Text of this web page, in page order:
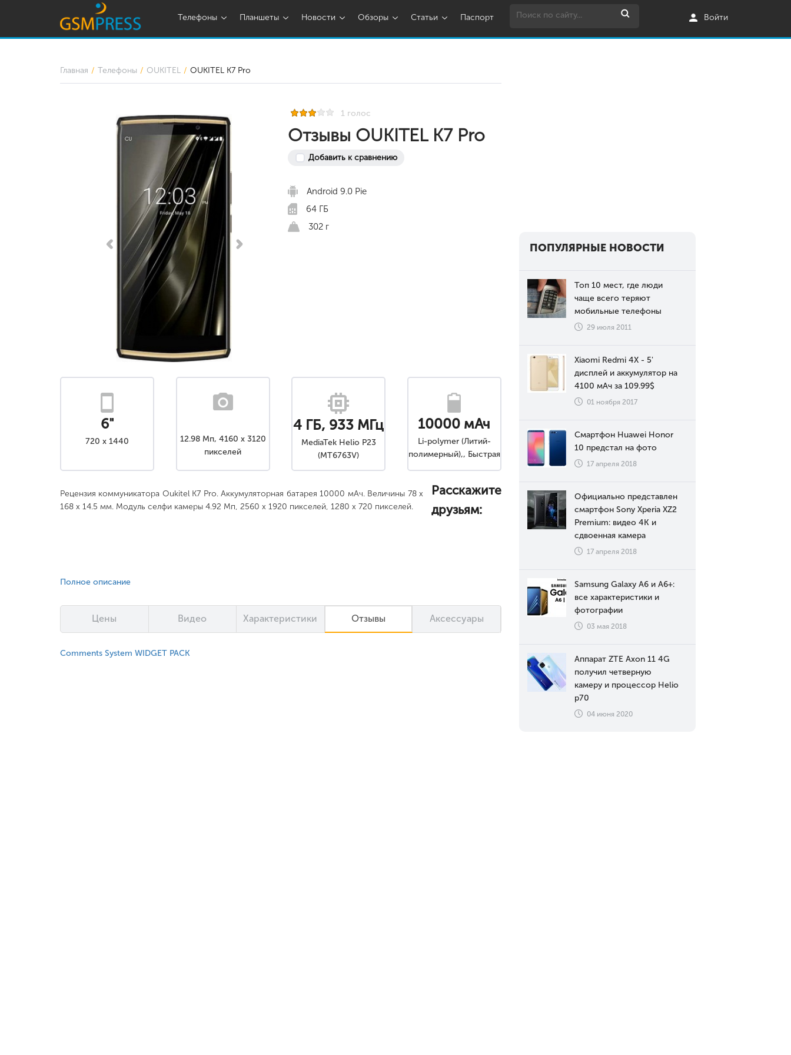
Телефоны Планшеты Новости Обзоры Статьи Паспорт Войти
Главная Телефоны OUKITEL OUKITEL K7 Pro
1 голос
Отзывы OUKITEL K7 Pro
Добавить к сравнению
Android 9.0 Pie
64 ГБ
302 г
6"
720 x 1440
12.98 Мп, 4160 x 3120
пикселей
4 ГБ, 933 МГц
MediaTek Helio P23
(MT6763V)
10000 мАч
Li-polymer (Литий-
полимерный),, Быстрая
Рецензия коммуникатора Oukitel K7 Pro. Аккумуляторная батарея 10000 мАч. Величины 78 x
168 x 14.5 мм. Модуль селфи камеры 4.92 Мп, 2560 x 1920 пикселей, 1280 x 720 пикселей.
Полное описание
Расскажите
друзьям:
Цены Видео Характеристики Отзывы Аксессуары
Comments System WIDGET PACK
ПОПУЛЯРНЫЕ НОВОСТИ
Топ 10 мест, где люди
чаще всего теряют
мобильные телефоны
29 июля 2011
Xiaomi Redmi 4X - 5'
дисплей и аккумулятор на
4100 мАч за 109.99$
01 ноября 2017
Смартфон Huawei Honor
10 предстал на фото
17 апреля 2018
Официально представлен
смартфон Sony Xperia XZ2
Premium: видео 4К и
сдвоенная камера
17 апреля 2018
Samsung Galaxy A6 и A6+:
все характеристики и
фотографии
03 мая 2018
Аппарат ZTE Axon 11 4G
получил четверную
камеру и процессор Helio
p70
04 июня 2020